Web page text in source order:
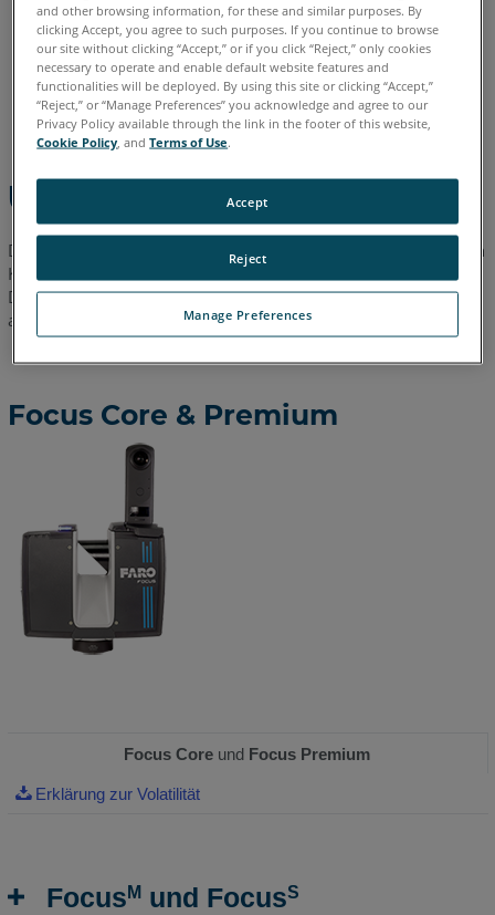
FocusM
und
FocusS
Focus3D
20/120,
Focus3D
S
Focus3D
Chinesisch Deutsch Englisch Französisch Italienisch
Japanisch Koreanisch Portugiesisch Spanisch
Übersicht
Dieses Dokument beschreibt die flüchtigen und nichtflüchtigen
Komponenten des Focus, einschließlich einer Auflistung der
Datenspeicherung auf internen Speicherkomponenten sowie
auf externen Speichermedien.
Focus Core & Premium
Focus Core und Focus Premium
Erklärung zur Volatilität
FocusMund FocusS
and other browsing information, for these and similar purposes. By
clicking Accept, you agree to such purposes. If you continue to browse
our site without clicking “Accept,” or if you click “Reject,” only cookies
necessary to operate and enable default website features and
functionalities will be deployed. By using this site or clicking “Accept,”
“Reject,” or “Manage Preferences” you acknowledge and agree to our
Privacy Policy available through the link in the footer of this website,
Cookie Policy , andTerms of Use.
Manage Preferences
Reject
Accept